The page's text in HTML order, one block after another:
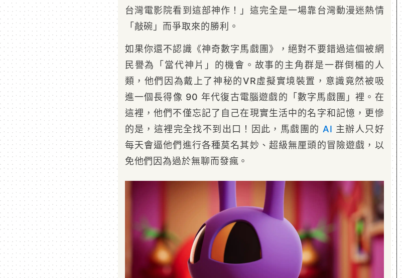
台灣電影院看到這部神作！」這完全是一場靠台灣動漫迷熱情
「敲碗」而爭取來的勝利。
如果你還不認識《神奇數字馬戲團》，絕對不要錯過這個被網
民譽為「當代神片」的機會。故事的主角群是一群倒楣的人
類，他們因為戴上了神秘的VR虛擬實境裝置，意識竟然被吸
進一個長得像 90 年代復古電腦遊戲的「數字馬戲團」裡。在
這裡，他們不僅忘記了自己在現實生活中的名字和記憶，更慘
的是，這裡完全找不到出口！因此，馬戲團的 AI 主辦人只好
每天會逼他們進行各種莫名其妙、超級無厘頭的冒險遊戲，以
免他們因為過於無聊而發瘋。